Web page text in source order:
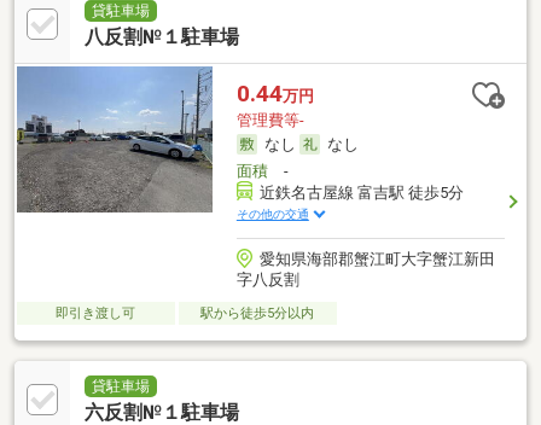
貸駐車場
八反割№１駐車場
0.44万円
管理費等-
なし
なし
面積-
近鉄名古屋線 富吉駅 徒歩5分
その他の交通
愛知県海部郡蟹江町大字蟹江新田
字八反割
即引き渡し可 駅から徒歩5分以内
貸駐車場
六反割№１駐車場